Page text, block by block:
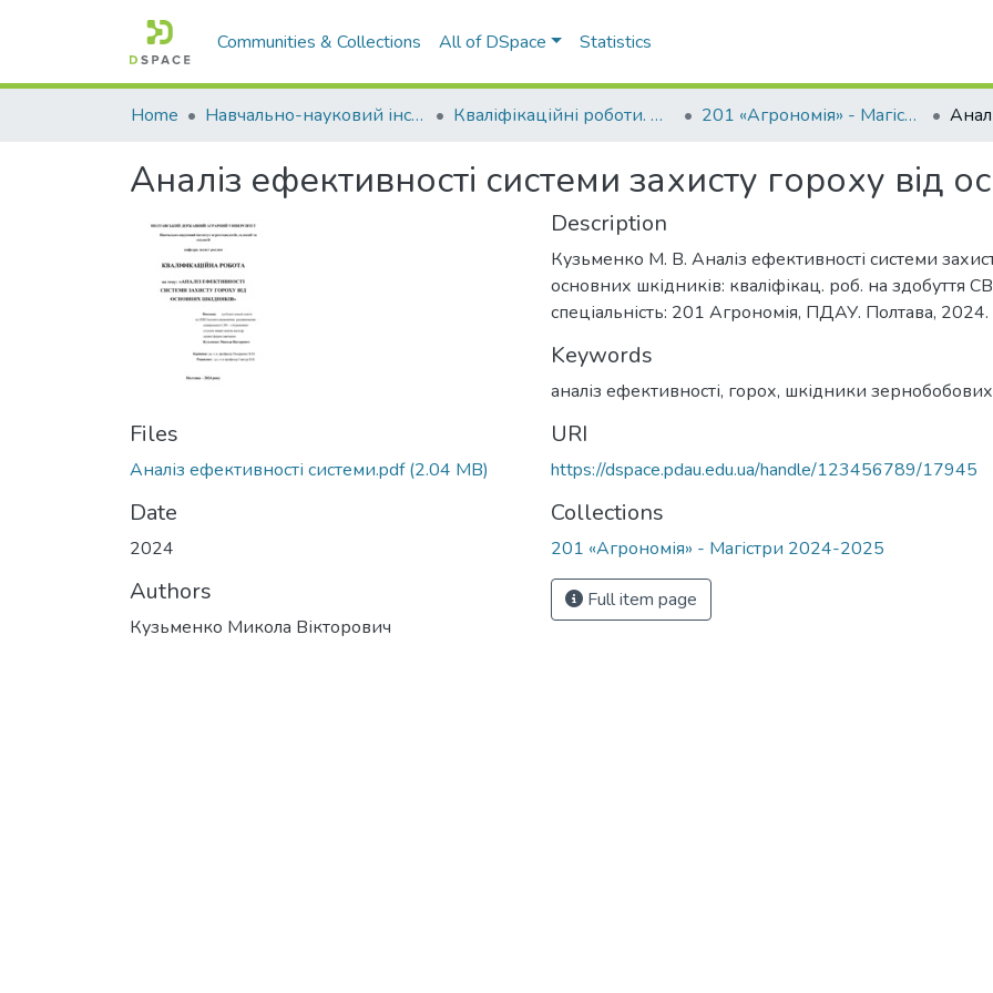
Communities & Collections All of DSpace Statistics
Home Навчально-науковий інститут агротехнологій, селекції та екології Кваліфікаційні роботи. ННІ агротехнологій, селекції та екології 201 «Агрономія» - Магістри 2024-2025
Аналіз ефективності системи захисту гороху від
Files
Аналіз ефективності системи.pdf(2.04 MB)
Date
2024
Authors
Кузьменко Микола Вікторович
Description
Кузьменко М. В. Аналіз ефективності системи
основних шкідників: кваліфікац. роб. на здобуття
спеціальність: 201 Агрономія, ПДАУ. Полтава, 2024.
Keywords
аналіз ефективності, горох, шкідники зернобобових
URI
https://dspace.pdau.edu.ua/handle/123456789/17945
Collections
201 «Агрономія» - Магістри 2024-2025
Full item page